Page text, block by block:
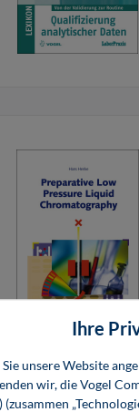
Ihre
unsere Website
wir, die Vogel